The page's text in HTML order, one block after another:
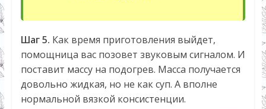
Шаг 5. Как время приготовления выйдет,
помощница вас позовет звуковым сигналом. И
поставит массу на подогрев. Масса получается
довольно жидкая, но не как суп. А вполне
нормальной вязкой консистенции.